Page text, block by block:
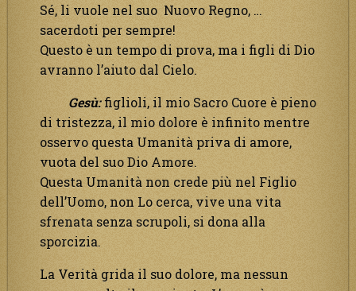
Sé, li vuole nel suo Nuovo Regno, …
sacerdoti per sempre!
Questo è un tempo di prova, ma i figli di Dio
avranno l’aiuto dal Cielo.
Gesù:figlioli, il mio Sacro Cuore è pieno
di tristezza, il mio dolore è infinito mentre
osservo questa Umanità priva di amore,
vuota del suo Dio Amore.
Questa Umanità non crede più nel Figlio
dell’Uomo, non Lo cerca, vive una vita
sfrenata senza scrupoli, si dona alla
sporcizia.
La Verità grida il suo dolore, ma nessun